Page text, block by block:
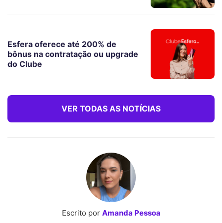
Esfera oferece até 200% de
bônus na contratação ou upgrade
do Clube
VER TODAS AS NOTÍCIAS
Escrito por Amanda Pessoa